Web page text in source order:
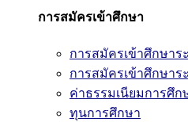
การสมัครเข้าศึกษา
การสมัครเข้าศึกษา
การสมัครเข้าศึกษา
ค่าธรรมเนียมการศึก
ทุนการศึกษา